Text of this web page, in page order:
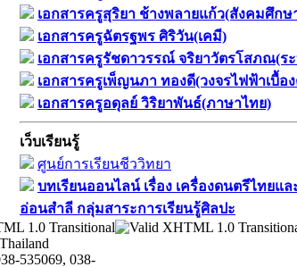
เอกสารครูสุริยา ช้างพลายแก้ว(สังคมศึกษ
เอกสารครูฉัตรฐพร ศิริวัน(เคมี)
เอกสารครูรัชดาวรรณ์ จริยาวัตรโสภณ(ร
เอกสารครูเพ็ญนภา ทองดี(วงจรไฟฟ้าเบื้อ
เอกสารครูอดุลย์ วิริยาพันธ์(ภาษาไทย)
เว็บเรียนรู้
ศูนย์การเรียนชีววิทยา
บทเรียนออนไลน์​ เรื่อง​ เครื่องดนตรีไทย
อ่อนสำลี​ กลุ่มสาระการเรียนรู้ศิลปะ
535069, 038-